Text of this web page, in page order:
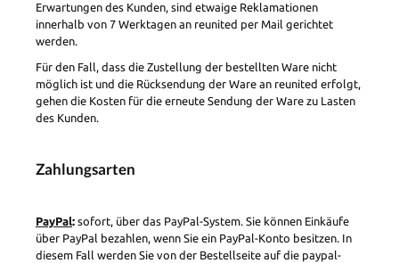
Erwartungen des Kunden, sind etwaige Reklamationen
innerhalb von 7 Werktagen an reunited per Mail gerichtet
werden.
Für den Fall, dass die Zustellung der bestellten Ware nicht
möglich ist und die Rücksendung der Ware an reunited erfolgt,
gehen die Kosten für die erneute Sendung der Ware zu Lasten
des Kunden.
Zahlungsarten
PayPal: sofort, über das PayPal-System. Sie können Einkäufe
über PayPal bezahlen, wenn Sie ein PayPal-Konto besitzen. In
diesem Fall werden Sie von der Bestellseite auf die paypal-